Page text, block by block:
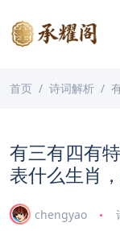
首页 诗词解析 有
有三有四有
表什么生肖
chengyao